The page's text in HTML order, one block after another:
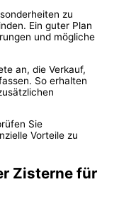
zu
Ein guter Plan
und mögliche
an, die Verkauf,
So erhalten
Sie
Vorteile zu
Zisterne für